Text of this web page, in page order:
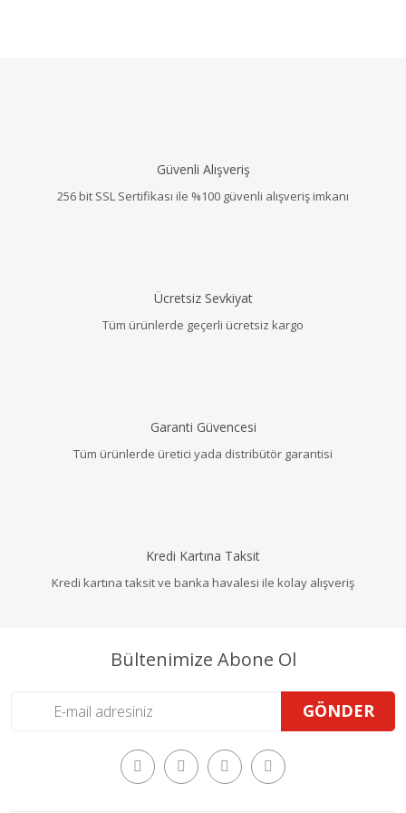
Güvenli Alışveriş
256 bit SSL Sertifikası ile %100 güvenli alışveriş imkanı
Ücretsiz Sevkiyat
Tüm ürünlerde geçerli ücretsiz kargo
Garanti Güvencesi
Tüm ürünlerde üretici yada distribütör garantisi
Kredi Kartına Taksit
Kredi kartına taksit ve banka havalesi ile kolay alışveriş
Bültenimize Abone Ol
GÖNDER